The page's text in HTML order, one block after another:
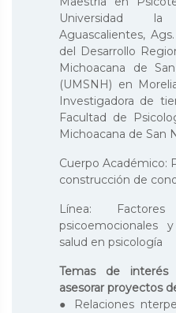
Universidad
Aguascalientes,
del Desarrollo
Michoacana de
(UMSNH) en
Investigadora de
Facultad de
Michoacana de San
Cuerpo Académico:
construcción de
Línea:
psicoemocionales
salud en psicología
Temas de
asesorar proyectos
● Relaciones